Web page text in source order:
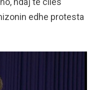
edhe protesta